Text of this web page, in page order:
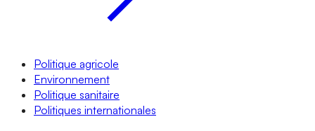
Politique agricole
Environnement
Politique sanitaire
Politiques internationales